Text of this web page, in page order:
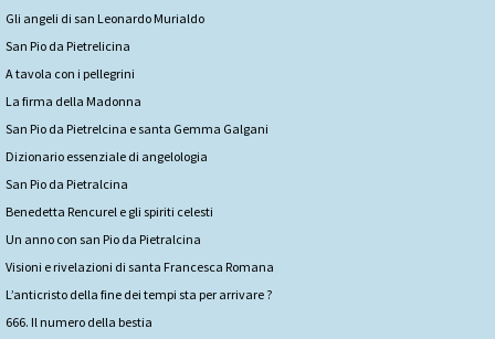
Gli angeli di san Leonardo Murialdo
San Pio da Pietrelicina
A tavola con i pellegrini
La firma della Madonna
San Pio da Pietrelcina e santa Gemma Galgani
Dizionario essenziale di angelologia
San Pio da Pietralcina
Benedetta Rencurel e gli spiriti celesti
Un anno con san Pio da Pietralcina
Visioni e rivelazioni di santa Francesca Romana
L’anticristo della fine dei tempi sta per arrivare ?
666. Il numero della bestia